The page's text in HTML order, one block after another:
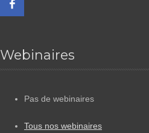
Webinaires
Pas de webinaires
Tous nos webinaires